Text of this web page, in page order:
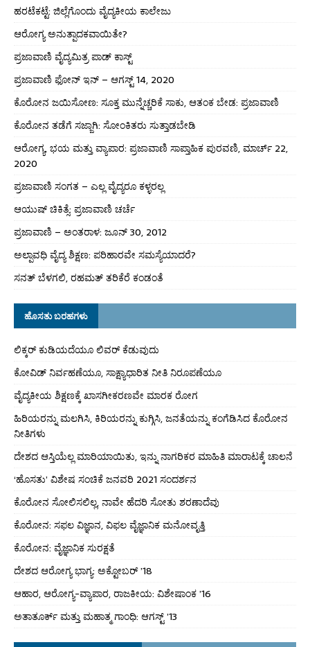
ಹರಟೆಕಟ್ಟೆ: ಜಿಲ್ಲೆಗೊಂದು ವೈದ್ಯಕೀಯ ಕಾಲೇಜು
ಆರೋಗ್ಯ ಅನುತ್ಪಾದಕವಾಯಿತೇ?
ಪ್ರಜಾವಾಣಿ ವೈದ್ಯಮಿತ್ರ ಪಾಡ್ ಕಾಸ್ಟ್
ಪ್ರಜಾವಾಣಿ ಫೋನ್ ಇನ್ – ಆಗಸ್ಟ್ 14, 2020
ಕೊರೋನ ಜಯಿಸೋಣ: ಸೂಕ್ತ ಮುನ್ನೆಚ್ಚರಿಕೆ ಸಾಕು, ಆತಂಕ ಬೇಡ: ಪ್ರಜಾವಾಣಿ
ಕೊರೋನ ತಡೆಗೆ ಸಜ್ಜಾಗಿ: ಸೋಂಕಿತರು ಸುತ್ತಾಡಬೇಡಿ
ಆರೋಗ್ಯ, ಭಯ ಮತ್ತು ವ್ಯಾಪಾರ: ಪ್ರಜಾವಾಣಿ ಸಾಪ್ತಾಹಿಕ ಪುರವಣಿ, ಮಾರ್ಚ್ 22,
2020
ಪ್ರಜಾವಾಣಿ ಸಂಗತ – ಎಲ್ಲ ವೈದ್ಯರೂ ಕಳ್ಳರಲ್ಲ
ಆಯುಷ್ ಚಿಕಿತ್ಸೆ: ಪ್ರಜಾವಾಣಿ ಚರ್ಚೆ
ಪ್ರಜಾವಾಣಿ – ಅಂತರಾಳ: ಜೂನ್ 30, 2012
ಅಲ್ಪಾವಧಿ ವೈದ್ಯ ಶಿಕ್ಷಣ: ಪರಿಹಾರವೇ ಸಮಸ್ಯೆಯಾದರೆ?
ಸನತ್ ಬೆಳಗಲಿ, ರಹಮತ್ ತರಿಕೆರೆ ಕಂಡಂತೆ
ಹೊಸತು ಬರಹಗಳು
ಲಿಕ್ಕರ್ ಕುಡಿಯದೆಯೂ ಲಿವರ್ ಕೆಡುವುದು
ಕೋವಿಡ್ ನಿರ್ವಹಣೆಯೂ, ಸಾಕ್ಷ್ಯಾಧಾರಿತ ನೀತಿ ನಿರೂಪಣೆಯೂ
ವೈದ್ಯಕೀಯ ಶಿಕ್ಷಣಕ್ಕೆ ಖಾಸಗೀಕರಣವೇ ಮಾರಕ ರೋಗ
ಹಿರಿಯರನ್ನು ಮಲಗಿಸಿ, ಕಿರಿಯರನ್ನು ಕುಗ್ಗಿಸಿ, ಜನತೆಯನ್ನು ಕಂಗೆಡಿಸಿದ ಕೊರೋನ
ನೀತಿಗಳು
ದೇಶದ ಆಸ್ತಿಯೆಲ್ಲ ಮಾರಿಯಾಯಿತು, ಇನ್ನು ನಾಗರಿಕರ ಮಾಹಿತಿ ಮಾರಾಟಕ್ಕೆ ಚಾಲನೆ
‘ಹೊಸತು’ ವಿಶೇಷ ಸಂಚಿಕೆ ಜನವರಿ 2021 ಸಂದರ್ಶನ
ಕೊರೋನ ಸೋಲಿಸಲಿಲ್ಲ, ನಾವೇ ಹೆದರಿ ಸೋತು ಶರಣಾದೆವು
ಕೊರೋನ: ಸಫಲ ವಿಜ್ಞಾನ, ವಿಫಲ ವೈಜ್ಞಾನಿಕ ಮನೋವೃತ್ತಿ
ಕೊರೋನ: ವೈಜ್ಞಾನಿಕ ಸುರಕ್ಷತೆ
ದೇಶದ ಆರೋಗ್ಯ ಭಾಗ್ಯ: ಅಕ್ಟೋಬರ್ ’18
ಆಹಾರ, ಆರೋಗ್ಯ-ವ್ಯಾಪಾರ, ರಾಜಕೀಯ: ವಿಶೇಷಾಂಕ ’16
ಅತಾತೂರ್ಕ್ ಮತ್ತು ಮಹಾತ್ಮ ಗಾಂಧಿ: ಆಗಸ್ಟ್ ’13